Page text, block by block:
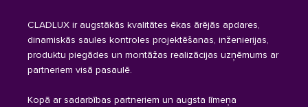
CLADLUX ir augstākās kvalitātes ēkas ārējās apdares,
dinamiskās saules kontroles projektēšanas, inženierijas,
produktu piegādes un montāžas realizācijas uzņēmums ar
partneriem visā pasaulē.
Kopā ar sadarbības partneriem un augsta līmeņa